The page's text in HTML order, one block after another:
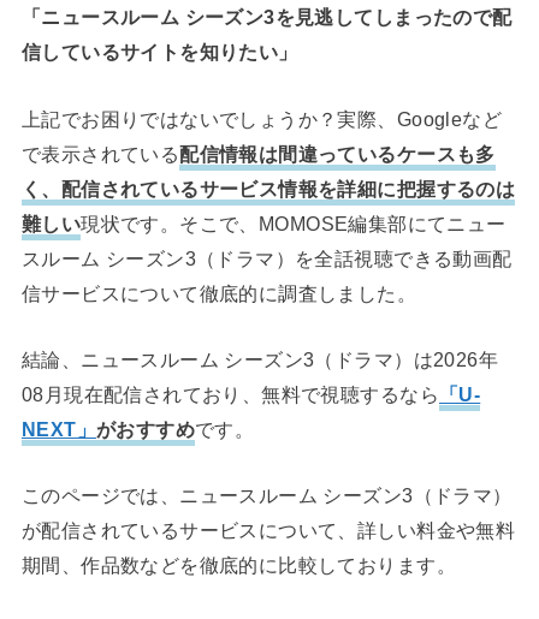
「ニュースルーム シーズン3を見逃してしまったので配
信しているサイトを知りたい」
上記でお困りではないでしょうか？実際、Googleなど
で表示されている配信情報は間違っているケースも多
く、配信されているサービス情報を詳細に把握するのは
難しい現状です。そこで、MOMOSE編集部にてニュー
スルーム シーズン3（ドラマ）を全話視聴できる動画配
信サービスについて徹底的に調査しました。
結論、ニュースルーム シーズン3（ドラマ）は2026年
08月現在配信されており、無料で視聴するなら
「U-
NEXT」 がおすすめです。
このページでは、ニュースルーム シーズン3（ドラマ）
が配信されているサービスについて、詳しい料金や無料
期間、作品数などを徹底的に比較しております。